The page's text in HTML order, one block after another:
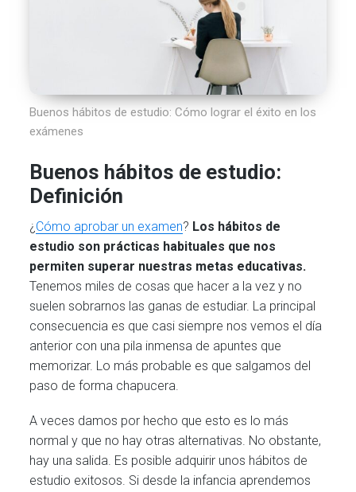
Buenos hábitos de estudio: Cómo lograr el éxito en los
exámenes
Buenos hábitos de estudio:
Definición
¿ Cómo aprobar un examen? Los hábitos de
estudio son prácticas habituales que nos
permiten superar nuestras metas educativas.
Tenemos miles de cosas que hacer a la vez y no
suelen sobrarnos las ganas de estudiar. La principal
consecuencia es que casi siempre nos vemos el día
anterior con una pila inmensa de apuntes que
memorizar. Lo más probable es que salgamos del
paso de forma chapucera.
A veces damos por hecho que esto es lo más
normal y que no hay otras alternativas. No obstante,
hay una salida. Es posible adquirir unos hábitos de
estudio exitosos. Si desde la infancia aprendemos